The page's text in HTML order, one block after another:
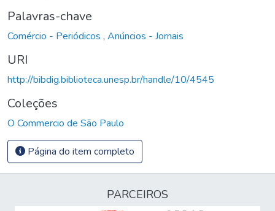
Palavras-chave
Comércio - Periódicos , Anúncios - Jornais
URI
http://bibdig.biblioteca.unesp.br/handle/10/4545
Coleções
O Commercio de São Paulo
Página do item completo
PARCEIROS